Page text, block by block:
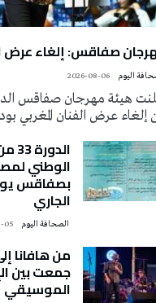
صفاقس: إلغاء عرض
2026-08-06
هيئة مهرجان صفاقس
إلغاء عرض الفنان المغربي
الوطني
الجاري
05
من هافانا
جمعت بين
الموسيقي